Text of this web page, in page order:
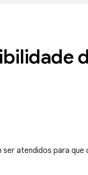
atendidos para que